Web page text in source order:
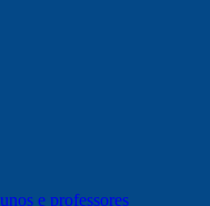
e professores